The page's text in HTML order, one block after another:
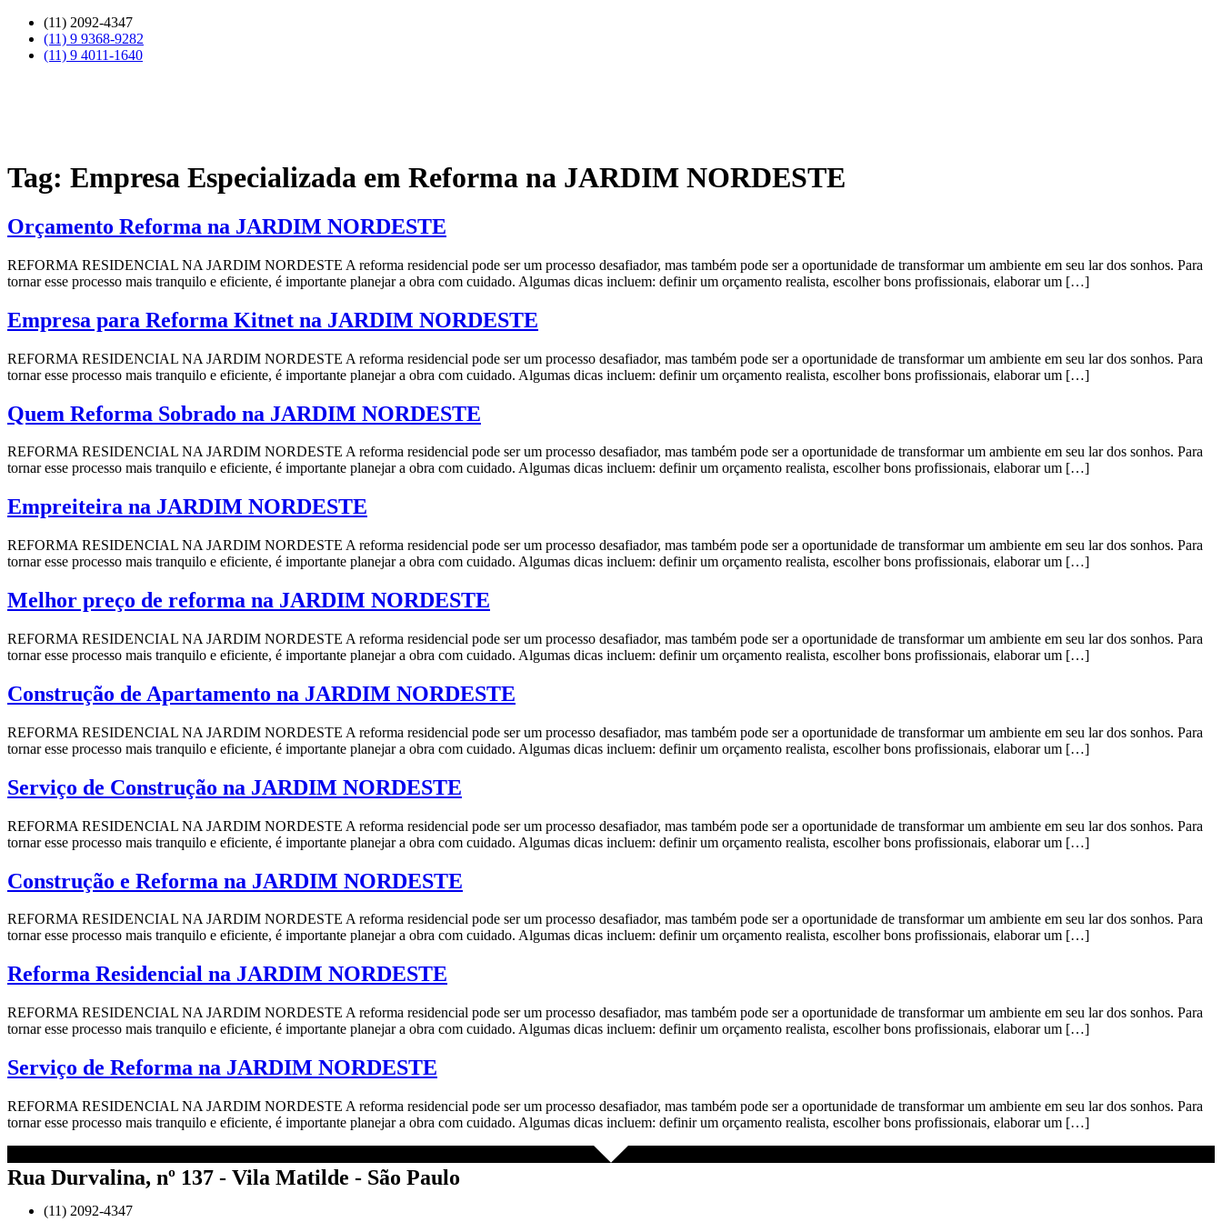
Skip
content
(11) 2092-4347
(11) 9 9368-9282
(11) 9 4011-1640
Tag: Empresa Especializada em Reforma na JARDIM NORDESTE
Orçamento Reforma na JARDIM NORDESTE
REFORMA RESIDENCIAL NA JARDIM NORDESTE A reforma residencial pode ser um processo desafiador, mas também pode ser a oportunidade de transformar um ambiente em seu lar dos sonhos. Para
tornar esse processo mais tranquilo e eficiente, é importante planejar a obra com cuidado. Algumas dicas incluem: definir um orçamento realista, escolher bons profissionais, elaborar um […]
Empresa para Reforma Kitnet na JARDIM NORDESTE
REFORMA RESIDENCIAL NA JARDIM NORDESTE A reforma residencial pode ser um processo desafiador, mas também pode ser a oportunidade de transformar um ambiente em seu lar dos sonhos. Para
tornar esse processo mais tranquilo e eficiente, é importante planejar a obra com cuidado. Algumas dicas incluem: definir um orçamento realista, escolher bons profissionais, elaborar um […]
Quem Reforma Sobrado na JARDIM NORDESTE
REFORMA RESIDENCIAL NA JARDIM NORDESTE A reforma residencial pode ser um processo desafiador, mas também pode ser a oportunidade de transformar um ambiente em seu lar dos sonhos. Para
tornar esse processo mais tranquilo e eficiente, é importante planejar a obra com cuidado. Algumas dicas incluem: definir um orçamento realista, escolher bons profissionais, elaborar um […]
Empreiteira na JARDIM NORDESTE
REFORMA RESIDENCIAL NA JARDIM NORDESTE A reforma residencial pode ser um processo desafiador, mas também pode ser a oportunidade de transformar um ambiente em seu lar dos sonhos. Para
tornar esse processo mais tranquilo e eficiente, é importante planejar a obra com cuidado. Algumas dicas incluem: definir um orçamento realista, escolher bons profissionais, elaborar um […]
Melhor preço de reforma na JARDIM NORDESTE
REFORMA RESIDENCIAL NA JARDIM NORDESTE A reforma residencial pode ser um processo desafiador, mas também pode ser a oportunidade de transformar um ambiente em seu lar dos sonhos. Para
tornar esse processo mais tranquilo e eficiente, é importante planejar a obra com cuidado. Algumas dicas incluem: definir um orçamento realista, escolher bons profissionais, elaborar um […]
Construção de Apartamento na JARDIM NORDESTE
REFORMA RESIDENCIAL NA JARDIM NORDESTE A reforma residencial pode ser um processo desafiador, mas também pode ser a oportunidade de transformar um ambiente em seu lar dos sonhos. Para
tornar esse processo mais tranquilo e eficiente, é importante planejar a obra com cuidado. Algumas dicas incluem: definir um orçamento realista, escolher bons profissionais, elaborar um […]
Serviço de Construção na JARDIM NORDESTE
REFORMA RESIDENCIAL NA JARDIM NORDESTE A reforma residencial pode ser um processo desafiador, mas também pode ser a oportunidade de transformar um ambiente em seu lar dos sonhos. Para
tornar esse processo mais tranquilo e eficiente, é importante planejar a obra com cuidado. Algumas dicas incluem: definir um orçamento realista, escolher bons profissionais, elaborar um […]
Construção e Reforma na JARDIM NORDESTE
REFORMA RESIDENCIAL NA JARDIM NORDESTE A reforma residencial pode ser um processo desafiador, mas também pode ser a oportunidade de transformar um ambiente em seu lar dos sonhos. Para
tornar esse processo mais tranquilo e eficiente, é importante planejar a obra com cuidado. Algumas dicas incluem: definir um orçamento realista, escolher bons profissionais, elaborar um […]
Reforma Residencial na JARDIM NORDESTE
REFORMA RESIDENCIAL NA JARDIM NORDESTE A reforma residencial pode ser um processo desafiador, mas também pode ser a oportunidade de transformar um ambiente em seu lar dos sonhos. Para
tornar esse processo mais tranquilo e eficiente, é importante planejar a obra com cuidado. Algumas dicas incluem: definir um orçamento realista, escolher bons profissionais, elaborar um […]
Serviço de Reforma na JARDIM NORDESTE
REFORMA RESIDENCIAL NA JARDIM NORDESTE A reforma residencial pode ser um processo desafiador, mas também pode ser a oportunidade de transformar um ambiente em seu lar dos sonhos. Para
tornar esse processo mais tranquilo e eficiente, é importante planejar a obra com cuidado. Algumas dicas incluem: definir um orçamento realista, escolher bons profissionais, elaborar um […]
Rua Durvalina, nº 137 - Vila Matilde - São Paulo
(11) 2092-4347